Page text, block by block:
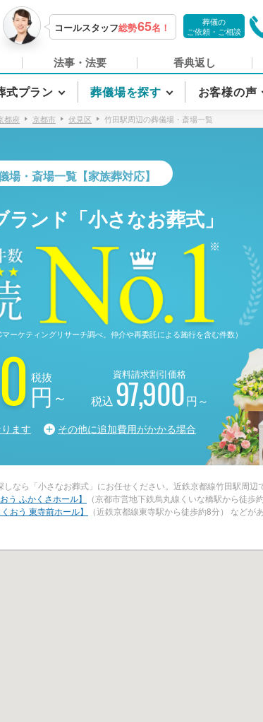
コールスタッフ総勢65名！
葬儀の
ご依頼・ご相談
法事・法要 香典返し
式プラン 葬儀場を探す お客様の声
都府 京都市 伏見区 竹田駅周辺の葬儀場・斎場一覧
場・斎場一覧【家族葬対応】
ンド「小さなお葬式」
ケティングリサーチ調べ。仲介や再委託による施行を含む件数）
円 ～
税抜 資料請求割引価格
税込97,900円～
ます その他に追加費用がかかる場合
なら「小さなお葬式」にお任せください。近鉄京都線竹田駅周
う ふかくさホール】 （京都市営地下鉄烏丸線くいな橋駅から徒歩
おう 東寺前ホール】 （近鉄京都線東寺駅から徒歩約8分） などが